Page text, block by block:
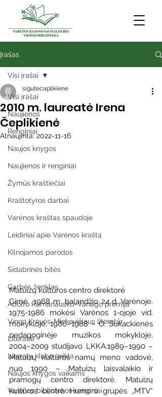
Įrašas
Visi įrašai
Naujienos
Renginiai
Naujos knygos
Naujienos ir renginiai
Žymūs kraštiečiai
Kraštotyros darbai
Varėnos kraštas spaudoje
Leidiniai apie Varėnos kraštą
Kilnojamos parodos
Sidabrinės bitės
Garbės ženklas
Adolfo Ramanausko–Vanago premija
Vinco Krėvės-Mickevičiaus literatūr
Literatai
Literatų klubo veikla
Naujos knygos vaikams
Varėnos bibliotekos renginiai
Visi įrašai
2010 m. laureatė Irena
Čeplikienė
sigutecaplikiene
Atnaujinta:2022-11-16
Matuizų kultūros centro direktorė
Gimė  1968 m. balandžio 24 d. Varėnoje.
1975-1986 mokėsi Varėnos 1-ojoje vid.
mokykloje, 1986–1988 – O. Sukackienės
pedagoginėje muzikos mokykloje,
2004–2009 studijavo LKKA.1989–1990 –
Matuizų kultūros namų meno vadovė,
nuo 1990 – Matuizų laisvalaikio ir
pramogų centro direktorė. Matuizų
kultūros centro Humoro grupės „MTV“